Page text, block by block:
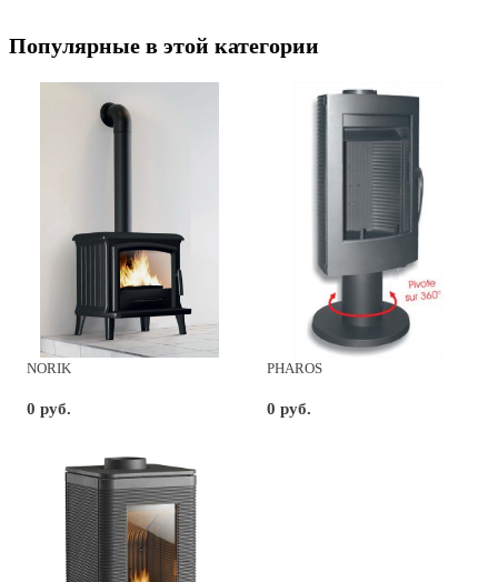
Популярные в этой категории
NORIK
0 руб.
PHAROS
0 руб.